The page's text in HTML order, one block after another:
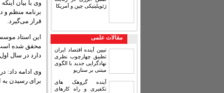
ژئوپلیتیکی چین و آمریکا
مقالات علمی
تبیین آینده اقتصاد ایران
تطبیق چهارچوب نظری
نهادگرایی جدید با الگوی
مبتنی بر سناریو
آینده گروهک های
تکفیری و راه کارهای
وی با بیان
برنامه منظم و
قرار می‌گیرد.
دارد در سال اول حکومت
وی ادامه داد:
برای رسیدن